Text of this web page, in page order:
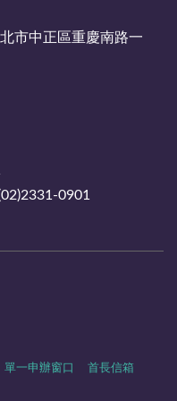
市中正區重慶南路一
0901
單一申辦窗口 首長信箱